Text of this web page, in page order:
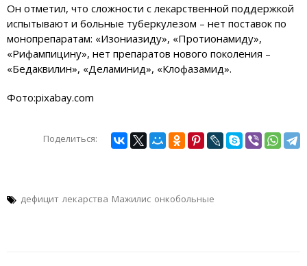
Он отметил, что сложности с лекарственной поддержкой
испытывают и больные туберкулезом – нет поставок по
монопрепаратам: «Изониазиду», «Протионамиду»,
«Рифампицину», нет препаратов нового поколения –
«Бедаквилин», «Деламинид», «Клофазамид».
Фото:pixabay.com
Поделиться:
дефицит лекарства Мажилис онкобольные